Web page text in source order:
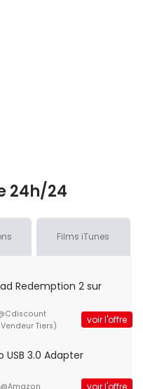
24h/24
Films iTunes
Redemption 2 sur
Tiers)
voir l'offre
USB 3.0 Adapter
@Amazon voir l'offre